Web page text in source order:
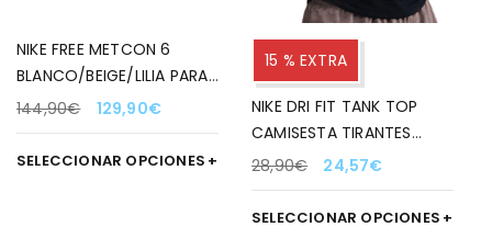
NIKE FREE METCON 6
BLANCO/BEIGE/LILIA PARA
MUJER
144,90€ 129,90€
SELECCIONAR OPCIONES
15 % EXTRA
NIKE DRI FIT TANK TOP
CAMISESTA TIRANTES
RUNNING NEGRO PARA
MUJER
28,90€ 24,57€
SELECCIONAR OPCIONES